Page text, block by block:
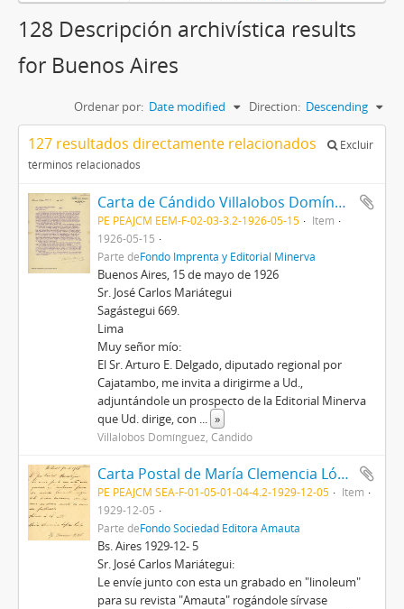
128 Descripción archivística results
for Buenos Aires
Ordenar por: Date modified Direction: Descending
127 resultados directamente relacionados
Excluir
términos relacionados
Carta de Cándido Villalobos Domínguez, 15/5/1926
PE PEAJCM EEM-F-02-03-3.2-1926-05-15
Item
1926-05-15
Parte deFondo Imprenta y Editorial Minerva
Buenos Aires, 15 de mayo de 1926
Sr. José Carlos Mariátegui
Sagástegui 669.
Lima
Muy señor mío:
El Sr. Arturo E. Delgado, diputado regional por
Cajatambo, me invita a dirigirme a Ud.,
adjuntándole un prospecto de la Editorial Minerva
que Ud. dirige, con ... »
Villalobos Domínguez, Cándido
Carta Postal de María Clemencia López Pombo, 11/5/1929
PE PEAJCM SEA-F-01-05-01-04-4.2-1929-12-05
Item
1929-12-05
Parte deFondo Sociedad Editora Amauta
Bs. Aires 1929-12- 5
Sr. José Carlos Mariátegui:
Le envíe junto con esta un grabado en "linoleum"
para su revista "Amauta" rogándole sírvase